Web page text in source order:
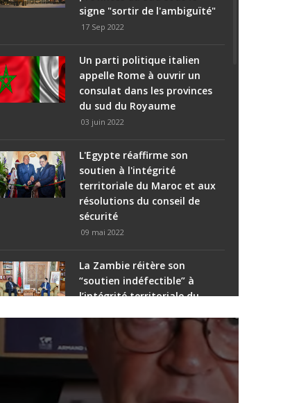
signe "sortir de l'ambiguïté"
17 Sep 2022
Un parti politique italien
appelle Rome à ouvrir un
consulat dans les provinces
du sud du Royaume
03 juin 2022
L'Égypte réaffirme son
soutien à l'intégrité
territoriale du Maroc et aux
résolutions du conseil de
sécurité
09 mai 2022
La Zambie réitère son
“soutien indéfectible” à
l’intégrité territoriale du
marocaine d’autonomie
comme “seule solution
crédible et réaliste” à la
question du Sahara
01 juin 2023
BERNARD LUGAN :«LES AUTORITÉS
ALGÉRIENNES ONT COMPRIS QUE LEUR